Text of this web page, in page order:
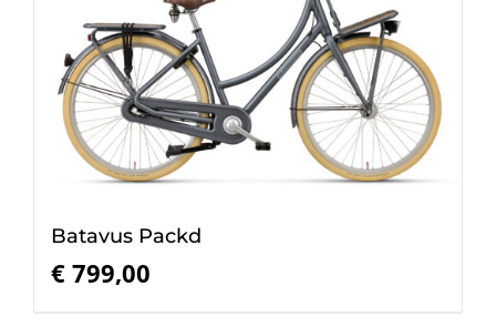
Batavus Packd
€ 799,00